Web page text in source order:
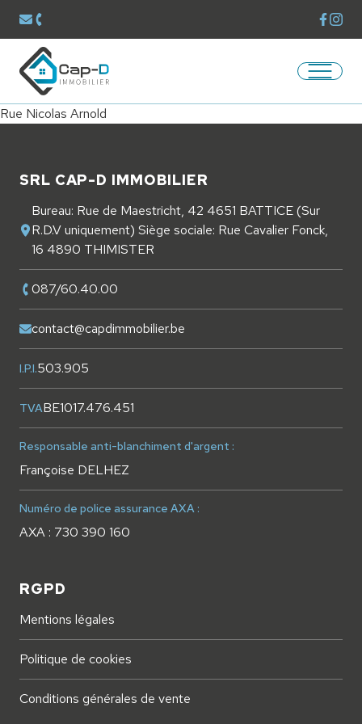
Envoyer un mail à
contact@capdimmobilier.be
Téléphoner au
087/60.40.00 Voir la
Voir
Retourner à la page d'accueil
Ouvrir/
Rue Nicolas Arnold
SRL CAP-D IMMOBILIER
Bureau: Rue de Maestricht, 42 4651 BATTICE (Sur
R.D.V uniquement) Siège sociale: Rue Cavalier Fonck,
16 4890 THIMISTER
087/60.40.00
contact@capdimmobilier.be
I.P.I.503.905
TVABE1017.476.451
Responsable anti-blanchiment d'argent :
Françoise DELHEZ
Numéro de police assurance AXA :
AXA : 730 390 160
RGPD
Mentions légales
Politique de cookies
Conditions générales de vente